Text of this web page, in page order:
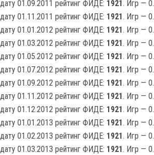
01.09.2011 рейтинг ФИДЕ: 1921. Игр — 0.
01.11.2011 рейтинг ФИДЕ: 1921. Игр — 0.
01.01.2012 рейтинг ФИДЕ: 1921. Игр — 0.
01.03.2012 рейтинг ФИДЕ: 1921. Игр — 0.
01.05.2012 рейтинг ФИДЕ: 1921. Игр — 0.
01.07.2012 рейтинг ФИДЕ: 1921. Игр — 0.
01.09.2012 рейтинг ФИДЕ: 1921. Игр — 0.
01.11.2012 рейтинг ФИДЕ: 1921. Игр — 0.
01.12.2012 рейтинг ФИДЕ: 1921. Игр — 0.
01.01.2013 рейтинг ФИДЕ: 1921. Игр — 0.
01.02.2013 рейтинг ФИДЕ: 1921. Игр — 0.
01.03.2013 рейтинг ФИДЕ: 1921. Игр — 0.